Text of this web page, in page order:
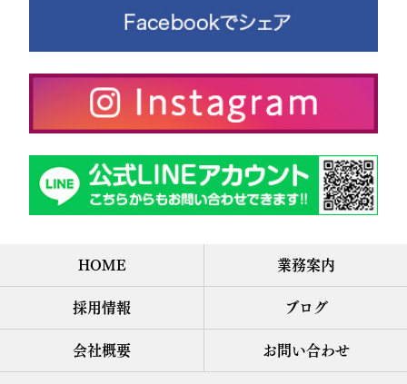
HOME 業務案内
採用情報 ブログ
会社概要 お問い合わせ